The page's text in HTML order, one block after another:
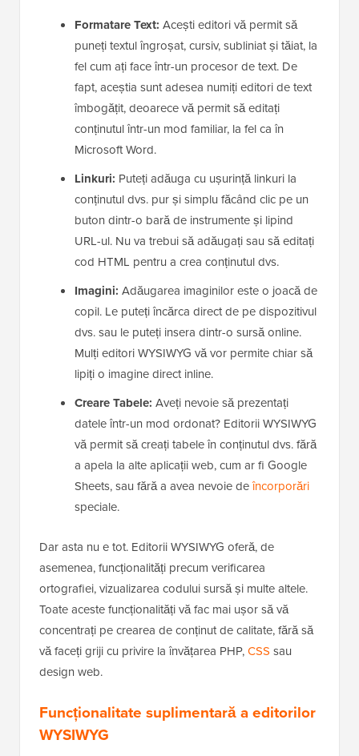
Formatare Text: Acești editori vă permit să
puneți textul îngroșat, cursiv, subliniat și tăiat, la
fel cum ați face într-un procesor de text. De
fapt, aceștia sunt adesea numiți editori de text
îmbogățit, deoarece vă permit să editați
conținutul într-un mod familiar, la fel ca în
Microsoft Word.
Linkuri: Puteți adăuga cu ușurință linkuri la
conținutul dvs. pur și simplu făcând clic pe un
buton dintr-o bară de instrumente și lipind
URL-ul. Nu va trebui să adăugați sau să editați
cod HTML pentru a crea conținutul dvs.
Imagini: Adăugarea imaginilor este o joacă de
copil. Le puteți încărca direct de pe dispozitivul
dvs. sau le puteți insera dintr-o sursă online.
Mulți editori WYSIWYG vă vor permite chiar să
lipiți o imagine direct inline.
Creare Tabele: Aveți nevoie să prezentați
datele într-un mod ordonat? Editorii WYSIWYG
vă permit să creați tabele în conținutul dvs. fără
a apela la alte aplicații web, cum ar fi Google
Sheets, sau fără a avea nevoie deîncorporări
speciale.
Dar asta nu e tot. Editorii WYSIWYG oferă, de
asemenea, funcționalități precum verificarea
ortografiei, vizualizarea codului sursă și multe altele.
Toate aceste funcționalități vă fac mai ușor să vă
concentrați pe crearea de conținut de calitate, fără să
vă faceți griji cu privire la învățarea PHP,CSS sau
design web.
Funcționalitate suplimentară a editorilor
WYSIWYG